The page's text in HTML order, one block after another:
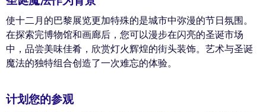
使十二月的巴黎展览更加特殊的是城市中弥漫的节日氛围。
在探索完博物馆和画廊后，您可以漫步在闪亮的圣诞市场
中，品尝美味佳肴，欣赏灯火辉煌的街头装饰。艺术与圣诞
魔法的独特组合创造了一次难忘的体验。
计划您的参观